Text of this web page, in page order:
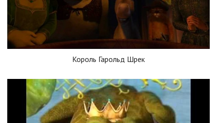
Король Гарольд Шрек